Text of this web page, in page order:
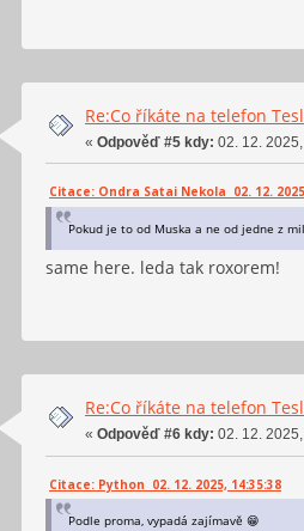
Re:Co říkáte na telefon
« Odpověď #5 kdy: 02. 12.
Citace: Ondra Satai Nekola 02. 12.
Pokud je to od Muska a ne od jedne z
same here. leda tak roxorem!
Re:Co říkáte na telefon
« Odpověď #6 kdy: 02. 12.
Citace: Python 02. 12. 2025, 14:35:38
Podle proma, vypadá zajímavě 😁